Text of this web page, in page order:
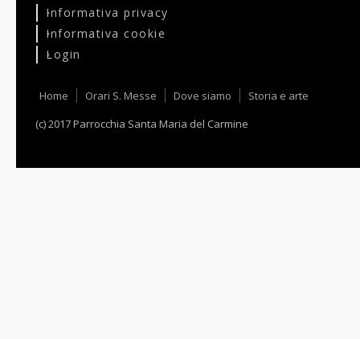
Informativa privacy
Informativa cookie
Login
Home Orari S. Messe Dove siamo
Storia e arte
(c) 2017 Parrocchia Santa Maria del Carmine